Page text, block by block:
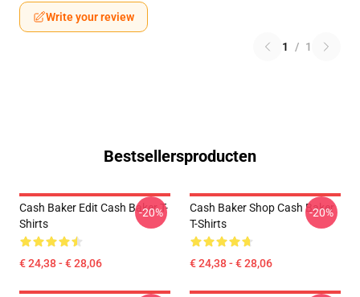
Write your review
1 / 1
Bestsellersproducten
Cash Baker Edit Cash Baker T-
Shirts
€ 24,38 - € 28,06
-20%
Cash Baker Shop Cash Baker
T-Shirts
€ 24,38 - € 28,06
-20%